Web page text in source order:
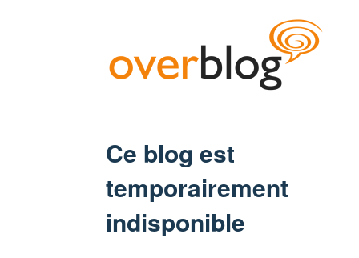
Ce blog est
temporairement
indisponible